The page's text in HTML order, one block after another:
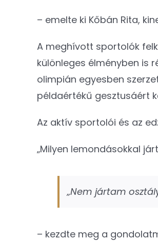
– emelte ki Kőbán Rita,
A meghívott sportolók
különleges élményben is
olimpián egyesben
példaértékű gesztusáért
Az aktív sportolói és az
„Milyen lemondásokkal
„Nem jártam
– kezdte meg a